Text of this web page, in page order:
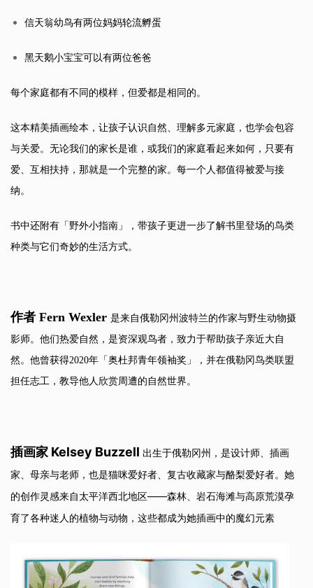
信天翁幼鸟有两位妈妈轮流孵蛋
黑天鹅小宝宝可以有两位爸爸
每个家庭都有不同的模样，但爱都是相同的。
这本精美插画绘本，让孩子认识自然、理解多元家庭，也学会包容
与关爱。无论我们的家长是谁，或我们的家庭看起来如何，只要有
爱、互相扶持，那就是一个完整的家。每一个人都值得被爱与接
纳。
书中还附有「野外小指南」，带孩子更进一步了解书里登场的鸟类
种类与它们奇妙的生活方式。
作者 Fern Wexler 是来自俄勒冈州波特兰的作家与野生动物摄
影师。他们热爱自然，是资深观鸟者，致力于帮助孩子亲近大自
然。他曾获得2020年「奥杜邦青年领袖奖」，并在俄勒冈鸟类联盟
担任志工，教导他人欣赏周遭的自然世界。
插画家 Kelsey Buzzell 出生于俄勒冈州，是设计师、插画
家、母亲与老师，也是猫咪爱好者、复古收藏家与酪梨爱好者。她
的创作灵感来自太平洋西北地区——森林、岩石海滩与高原荒漠孕
育了各种迷人的植物与动物，这些都成为她插画中的魔幻元素